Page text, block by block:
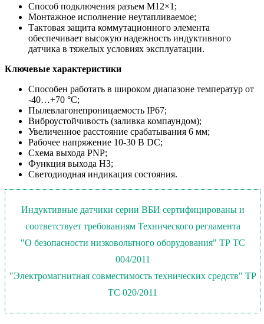
Способ подключения разъем M12×1;
Монтажное исполнение неутапливаемое;
Тактовая защита коммутационного элемента
обеспечивает высокую надежность индуктивного
датчика в тяжелых условиях эксплуатации.
Ключевые характеристики
Способен работать в широком диапазоне температур от
-40…+70 °С;
Пылевлагонепроницаемость IP67;
Виброустойчивость (заливка компаундом);
Увеличенное расстояние срабатывания 6 мм;
Рабочее напряжение 10-30 В DC;
Схема выхода PNP;
Функция выхода НЗ;
Светодиодная индикация состояния.
Индуктивные датчики серии ВБИ сертифицированы и
соответствует требованиям Технического регламента
"О безопасности низковольтного оборудования" ТР ТС
004/2011
"Электромагнитная совместимость технических средств" ТР
ТС 020/2011